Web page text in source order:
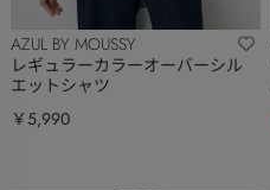
AZUL BY MOUSSY
レギュラーカラーオーバーシル
エットシャツ
￥5,990